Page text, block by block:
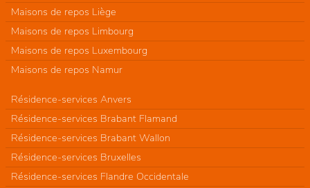
Maisons de repos Liège
Maisons de repos Limbourg
Maisons de repos Luxembourg
Maisons de repos Namur
Résidence-services Anvers
Résidence-services Brabant Flamand
Résidence-services Brabant Wallon
Résidence-services Bruxelles
Résidence-services Flandre Occidentale